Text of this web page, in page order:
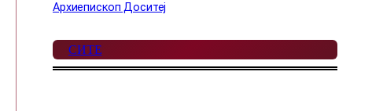
Архиепископ Доситеј
СИТЕ